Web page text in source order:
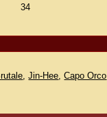
34
,Jin-Hee,Capo Orco